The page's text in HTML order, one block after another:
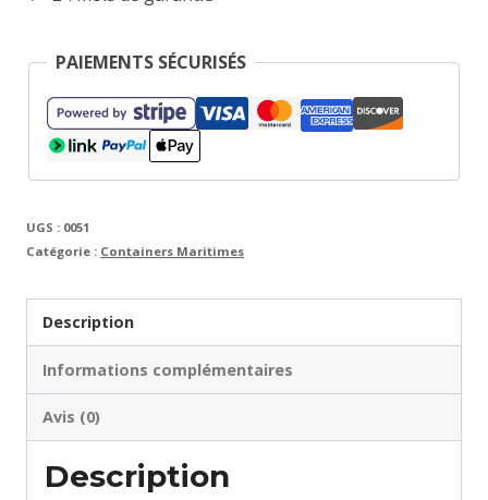
pieds
HC
PAIEMENTS SÉCURISÉS
UGS : 0051
Catégorie : Containers Maritimes
Description
Informations complémentaires
Avis (0)
Description